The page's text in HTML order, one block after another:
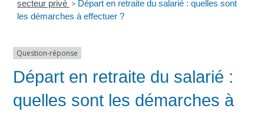
secteur privé > Départ en retraite du salarié : quelles sont
les démarches à effectuer ?
Question-réponse
Départ en retraite du salarié :
quelles sont les démarches à